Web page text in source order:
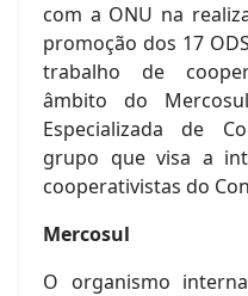
com a ONU na
promoção dos 17
trabalho de
âmbito do
Especializada de
grupo que visa a
cooperativistas do
Mercosul
O organismo